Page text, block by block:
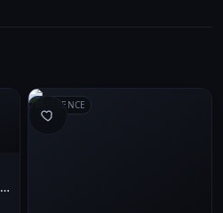
RÉFÉRENCE